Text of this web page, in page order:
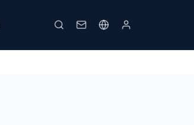
In Tải PDF